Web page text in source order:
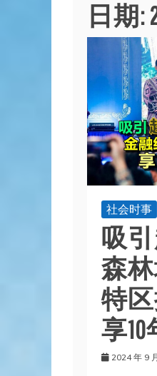
日期:
社会时事
吸
森
特
享
2024 年 9